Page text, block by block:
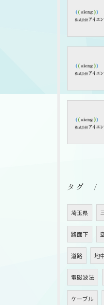
タグ
埼玉県
路面下
道路 地
電磁波法
ケーブル